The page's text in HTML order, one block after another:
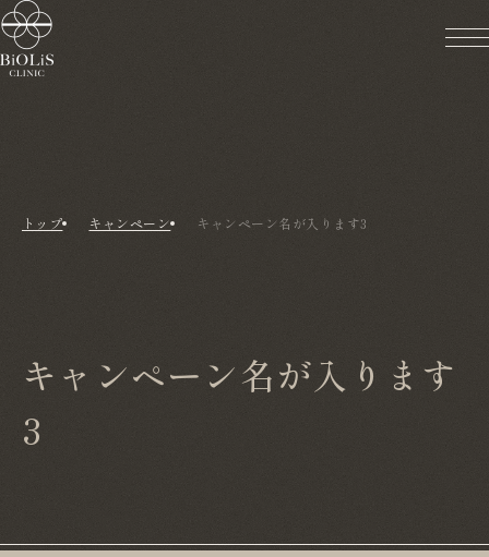
トップ キャンペーン キャンペーン名が入ります3
キャンペーン名が入ります
3